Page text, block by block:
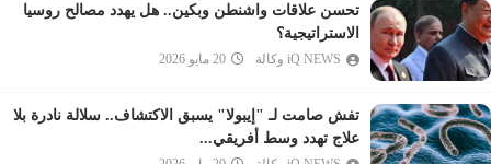
عبس
التكوير
الانفطار
المطففين
الانشقاق
تحسن علاقات واشنطن وبكين.. هل يهدد مصالح روسيا
الاستراتيجية؟
iQ NEWS وكالة 20 مايو 2026
تفش صامت لـ "إيبولا" يسبق الاكتشاف.. سلالة نادرة بلا
علاج تهدد وسط أفريقي...